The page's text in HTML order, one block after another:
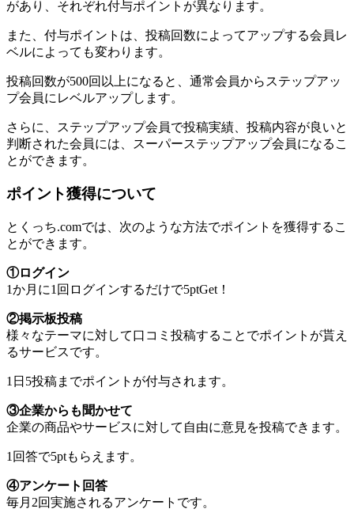
があり、それぞれ付与ポイントが異なります。
また、付与ポイントは、投稿回数によってアップする会員レ
ベルによっても変わります。
投稿回数が500回以上になると、通常会員からステップアッ
プ会員にレベルアップします。
さらに、ステップアップ会員で投稿実績、投稿内容が良いと
判断された会員には、スーパーステップアップ会員になるこ
とができます。
ポイント獲得について
とくっち.comでは、次のような方法でポイントを獲得するこ
とができます。
①ログイン
1か月に1回ログインするだけで5ptGet！
②掲示板投稿
様々なテーマに対して口コミ投稿することでポイントが貰え
るサービスです。
1日5投稿までポイントが付与されます。
③企業からも聞かせて
企業の商品やサービスに対して自由に意見を投稿できます。
1回答で5ptもらえます。
④アンケート回答
毎月2回実施されるアンケートです。